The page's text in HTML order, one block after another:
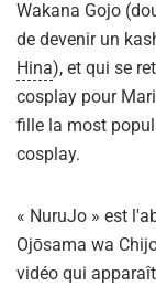
Wakana Gojo
de devenir un
Hina), et qui se
cosplay pour
fille la most
cosplay.
« NuruJo » est
Ojōsama wa
vidéo qui